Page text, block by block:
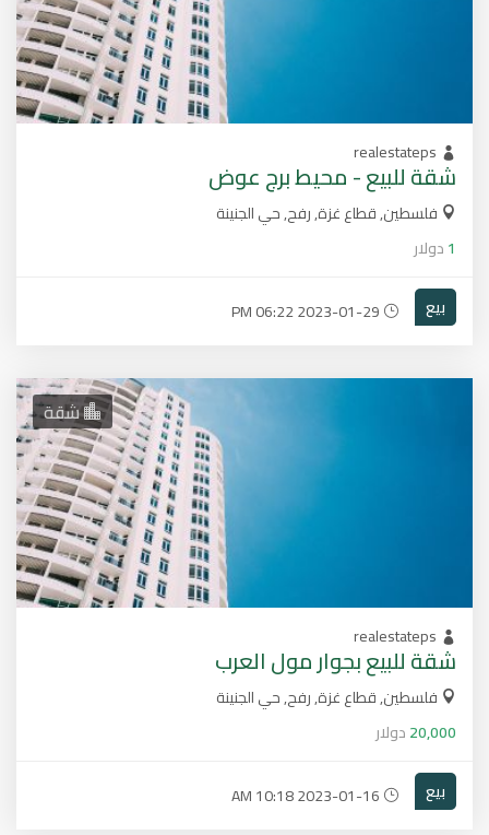
realestateps
شقة للبيع - محيط برج عوض
فلسطين, قطاع غزة, رفح, حي الجنينة
1دولار
بيع
شقة
realestateps
شقة للبيع بجوار مول العرب
فلسطين, قطاع غزة, رفح, حي الجنينة
20,000دولار
بيع